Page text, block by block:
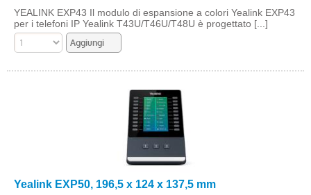
YEALINK EXP43 Il modulo di espansione a colori Yealink EXP43
per i telefoni IP Yealink T43U/T46U/T48U è progettato [...]
Yealink EXP50, 196,5 x 124 x 137,5 mm